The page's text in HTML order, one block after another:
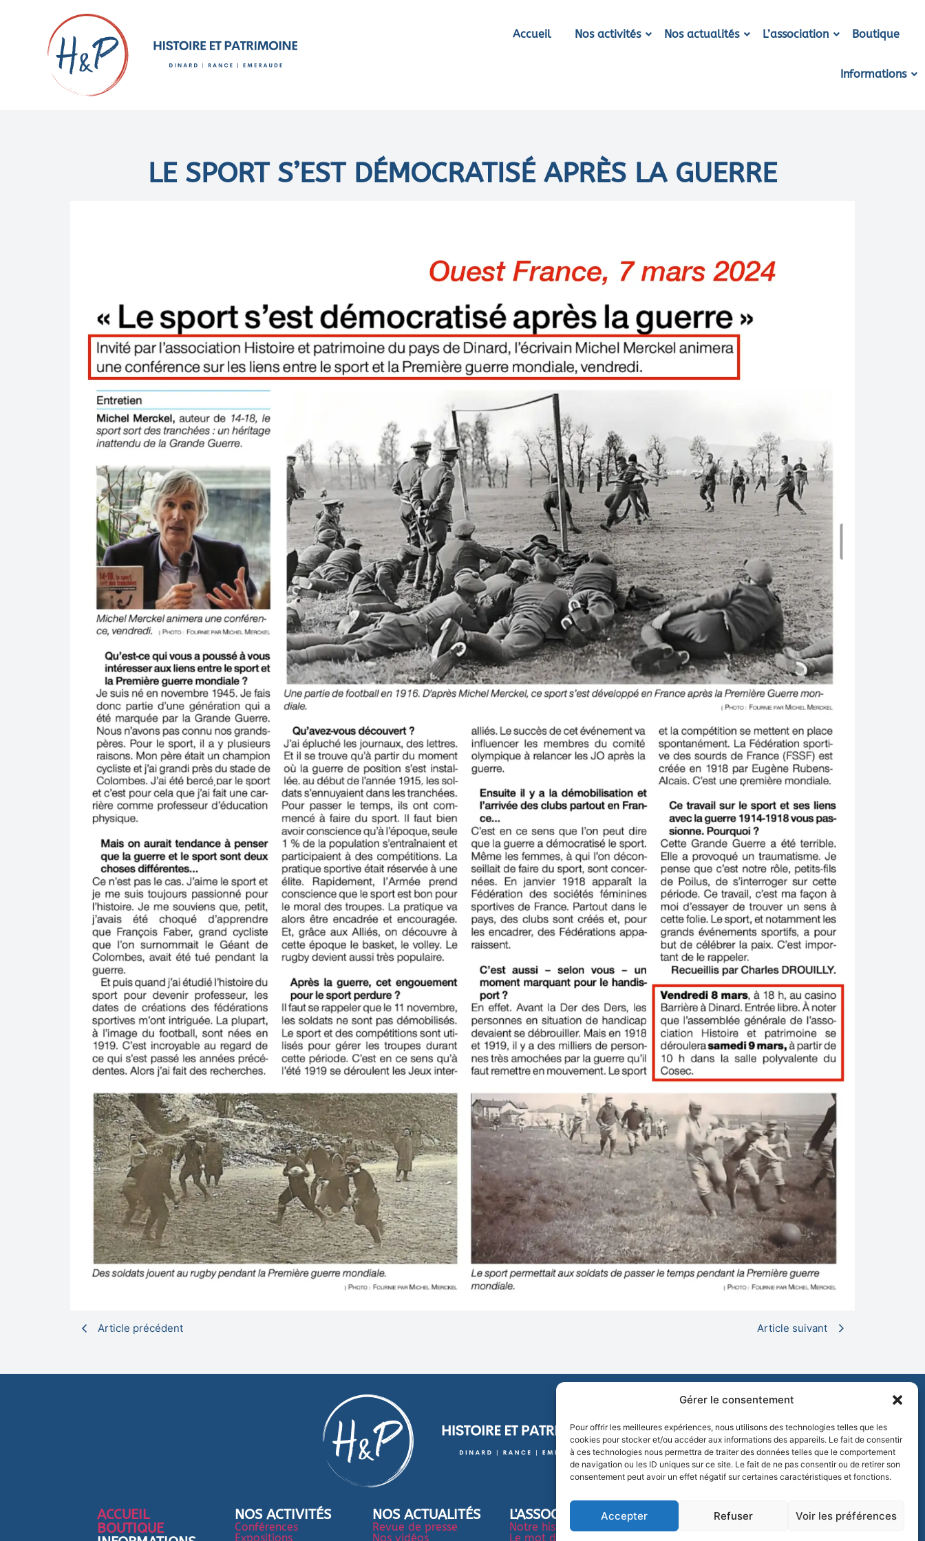
Gérer le consentement
Pour offrir les meilleures expériences, nous utilisons des technologies telles que les
cookies pour stocker et/ou accéder aux informations des appareils. Le fait de consentir
à ces technologies nous permettra de traiter des données telles que le comportement
de navigation ou les ID uniques sur ce site. Le fait de ne pas consentir ou de retirer son
consentement peut avoir un effet négatif sur certaines caractéristiques et fonctions.
Accepter Refuser Voir les préférences
Accueil Nos activités Nos actualités L’association Boutique
Informations
LE SPORT S’EST DÉMOCRATISÉ APRÈS LA GUERRE
Article précédent Article suivant
ACCUEIL
BOUTIQUE
NOS ACTIVITÉS
Conférences
Expositions
NOS ACTUALITÉS
Revue de presse
Nos vidéos
L'ASSOCIATION
Notre histoire
Le mot du président
NOUS CONTACTER